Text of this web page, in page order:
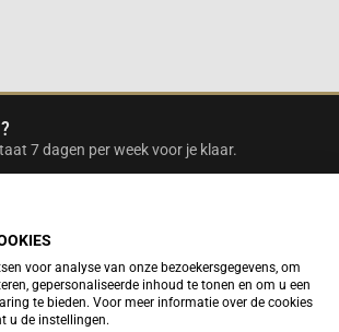
7 dagen per week voor je klaar.
voor de DTS-Nieuwsbrief en ontvang het
voor analyse van onze bezoekersgegevens, om
gepersonaliseerde inhoud te tonen en om u een
te bieden. Voor meer informatie over de cookies
u de instellingen.